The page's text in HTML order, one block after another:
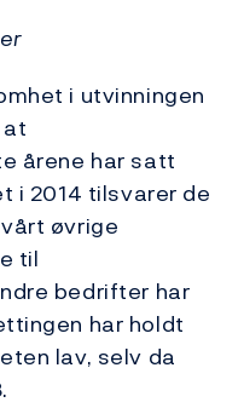
i utvinningen
årene har satt
i 2014 tilsvarer de
øvrige
til
bedrifter har
har holdt
lav, selv da